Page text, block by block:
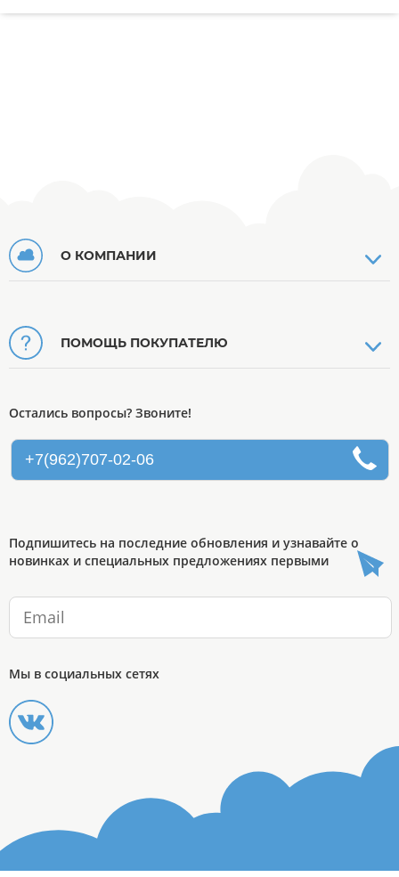
О КОМПАНИИ
ПОМОЩЬ ПОКУПАТЕЛЮ
Остались вопросы? Звоните!
+7(962)707-02-06
Подпишитесь на последние обновления и узнавайте о
новинках и специальных предложениях первыми
Мы в социальных сетях